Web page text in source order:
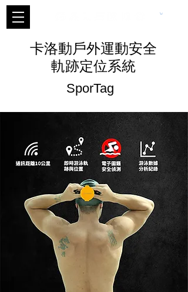
卡洛動戶外運動安全
軌跡定位系統
SporTag